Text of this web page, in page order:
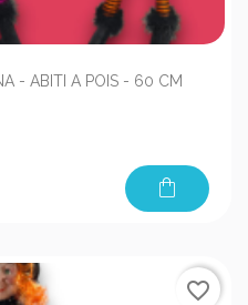
- ABITI A POIS - 60 CM
shopping_bag
favorite_border